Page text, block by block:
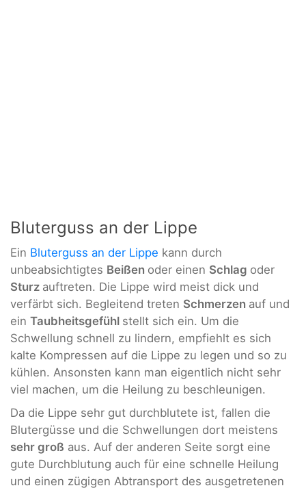
Bluterguss an der Lippe
Ein Bluterguss an der Lippe kann durch
unbeabsichtigtes Beißen oder einen Schlag oder
Sturz auftreten. Die Lippe wird meist dick und
verfärbt sich. Begleitend treten Schmerzen auf und
ein Taubheitsgefühl stellt sich ein. Um die
Schwellung schnell zu lindern, empfiehlt es sich
kalte Kompressen auf die Lippe zu legen und so zu
kühlen. Ansonsten kann man eigentlich nicht sehr
viel machen, um die Heilung zu beschleunigen.
Da die Lippe sehr gut durchblutete ist, fallen die
Blutergüsse und die Schwellungen dort meistens
sehr groß aus. Auf der anderen Seite sorgt eine
gute Durchblutung auch für eine schnelle Heilung
und einen zügigen Abtransport des ausgetretenen